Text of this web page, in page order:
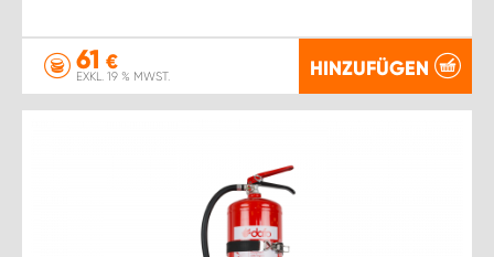
61 €
EXKL. 19 % MWST. HINZUFÜGEN